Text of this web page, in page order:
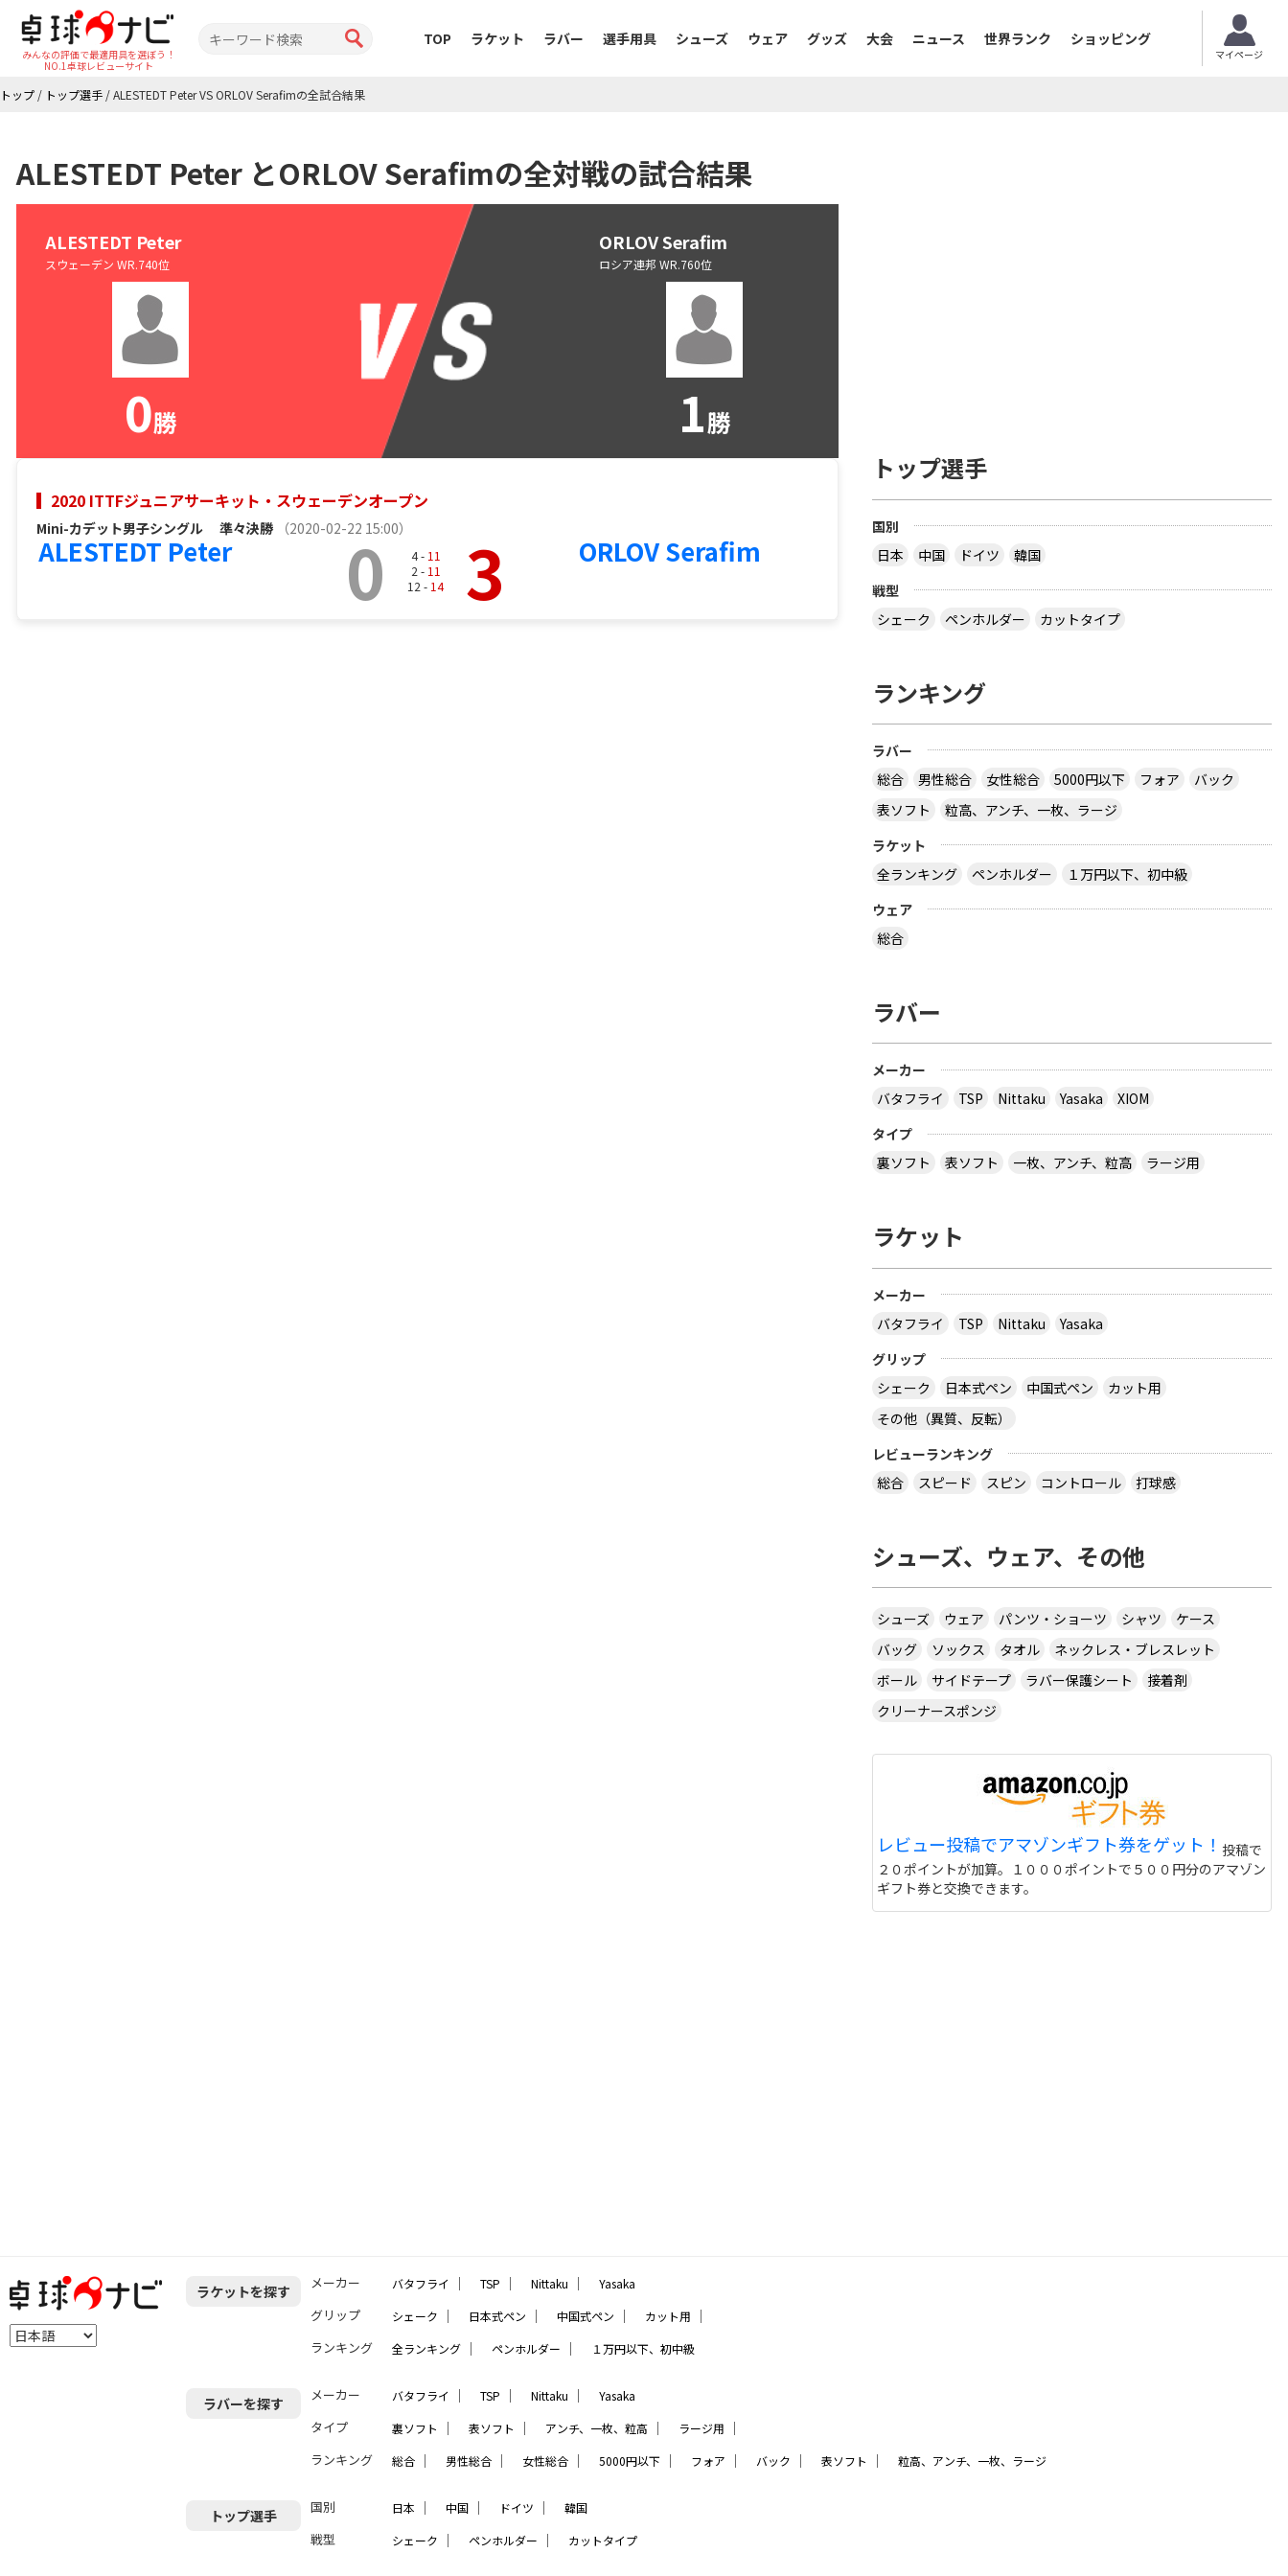
みんなの評価で最適用具を選ぼう！
NO.1卓球レビューサイト
TOP ラケット ラバー 選手用具 シューズ ウェア グッズ 大会 ニュース 世界ランク ショッピング
マイページ
トップ / トップ選手 /ALESTEDT Peter VS ORLOV Serafimの全試合結果
ALESTEDT Peter とORLOV Serafimの全対戦の試合結果
ALESTEDT Peter
スウェーデン WR.740位
0勝
ORLOV Serafim
ロシア連邦 WR.760位
1勝
2020 ITTFジュニアサーキット・スウェーデンオープン
Mini-カデット男子シングル 準々決勝 （2020-02-22 15:00）
ALESTEDT Peter 0 4 - 11
2 - 11
12 - 14 3 ORLOV Serafim
トップ選手
国別
日本
中国 ドイツ
韓国
戦型
シェーク
ペンホルダー カットタイプ
ランキング
ラバー
総合
男性総合 女性総合 5000円以下 フォア
バック
表ソフト
粒高、アンチ、一枚、ラージ
ラケット
全ランキング
ペンホルダー
１万円以下、初中級
ウェア
総合
ラバー
メーカー
バタフライ
TSP Nittaku Yasaka
XIOM
タイプ
裏ソフト
表ソフト 一枚、アンチ、粒高 ラージ用
ラケット
メーカー
バタフライ
TSP Nittaku
Yasaka
グリップ
シェーク
日本式ペン 中国式ペン
カット用
その他（異質、反転）
レビューランキング
総合
スピード スピン コントロール 打球感
シューズ、ウェア、その他
シューズ ウェア パンツ・ショーツ シャツ
ケース
バッグ
ソックス タオル
ネックレス・ブレスレット
ボール
サイドテープ ラバー保護シート
接着剤
クリーナースポンジ
レビュー投稿でアマゾンギフト券をゲット！ 投稿で
２０ポイントが加算。１０００ポイントで５００円分のアマゾン
ギフト券と交換できます。
ラケットを探す メーカー バタフライ ｜ TSP ｜ Nittaku ｜ Yasaka
グリップ シェーク ｜ 日本式ペン ｜ 中国式ペン ｜ カット用 ｜
ランキング 全ランキング ｜ ペンホルダー ｜ １万円以下、初中級
ラバーを探す メーカー バタフライ ｜ TSP ｜ Nittaku ｜ Yasaka
タイプ 裏ソフト ｜ 表ソフト ｜ アンチ、一枚、粒高 ｜ ラージ用 ｜
ランキング 総合 ｜ 男性総合 ｜ 女性総合 ｜ 5000円以下 ｜ フォア ｜ バック ｜ 表ソフト ｜ 粒高、アンチ、一枚、ラージ
トップ選手 国別 日本 ｜ 中国 ｜ ドイツ ｜ 韓国
戦型 シェーク ｜ ペンホルダー ｜ カットタイプ